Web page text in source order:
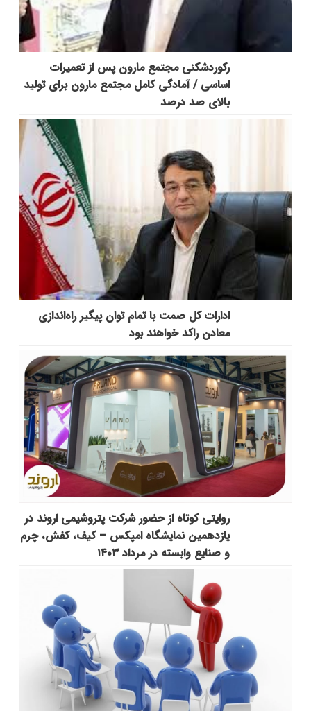
رکوردشکنی مجتمع مارون پس از تعمیرات
اساسی / آمادگی کامل مجتمع مارون برای تولید
بالای صد درصد
ادارات کل صمت با تمام توان پیگیر راه‌اندازی
معادن راکد خواهند بود
روایتی کوتاه از حضور شرکت پتروشیمی اروند در
یازدهمین نمایشگاه امپکس‌ – کیف، کفش، چرم
و صنایع وابسته در مرداد ۱۴۰۳